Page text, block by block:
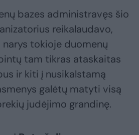
bazes administravęs šio
reikalaudavo,
tokioje duomenų
tam tikras ataskaitas
ir kiti į nusikalstamą
galėtų matyti visą
judėjimo grandinę.